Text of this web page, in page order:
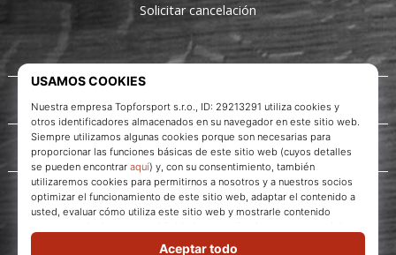
Acerca de nosotros
Servicio al cliente
Solicitar cancelación